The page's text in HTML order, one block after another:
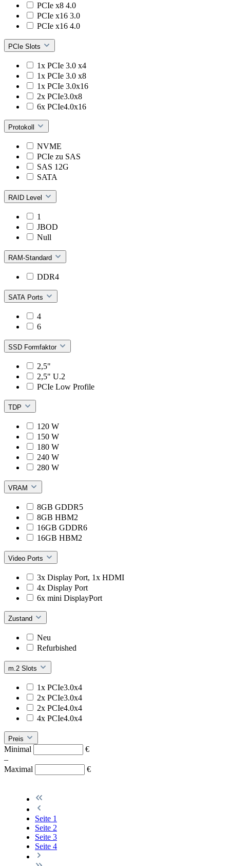
PCIe x8 4.0
PCIe x16 3.0
PCIe x16 4.0
PCIe Slots
1x PCIe 3.0 x4
1x PCIe 3.0 x8
1x PCIe 3.0x16
2x PCIe3.0x8
6x PCIe4.0x16
Protokoll
NVME
PCIe zu SAS
SAS 12G
SATA
RAID Level
1
JBOD
Null
RAM-Standard
DDR4
SATA Ports
4
6
SSD Formfaktor
2,5"
2,5" U.2
PCIe Low Profile
TDP
120 W
150 W
180 W
240 W
280 W
VRAM
8GB GDDR5
8GB HBM2
16GB GDDR6
16GB HBM2
Video Ports
3x Display Port, 1x HDMI
4x Display Port
6x mini DisplayPort
Zustand
Neu
Refurbished
m.2 Slots
1x PCIe3.0x4
2x PCIe3.0x4
2x PCIe4.0x4
4x PCIe4.0x4
Preis
Minimal
€
–
Maximal
€
Seite 1
Seite 2
Seite 3
Seite 4